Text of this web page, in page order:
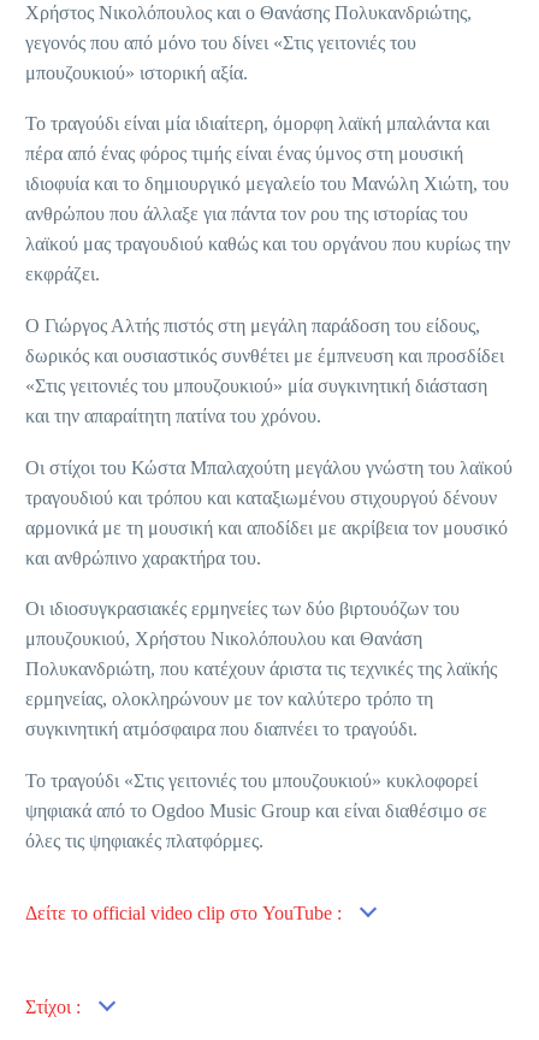
Χρήστος Νικολόπουλος και ο Θανάσης Πολυκανδριώτης,
γεγονός που από μόνο του δίνει «Στις γειτονιές του
μπουζουκιού» ιστορική αξία.
Το τραγούδι είναι μία ιδιαίτερη, όμορφη λαϊκή μπαλάντα και
πέρα από ένας φόρος τιμής είναι ένας ύμνος στη μουσική
ιδιοφυία και το δημιουργικό μεγαλείο του Μανώλη Χιώτη, του
ανθρώπου που άλλαξε για πάντα τον ρου της ιστορίας του
λαϊκού μας τραγουδιού καθώς και του οργάνου που κυρίως την
εκφράζει.
Ο Γιώργος Αλτής πιστός στη μεγάλη παράδοση του είδους,
δωρικός και ουσιαστικός συνθέτει με έμπνευση και προσδίδει
«Στις γειτονιές του μπουζουκιού» μία συγκινητική διάσταση
και την απαραίτητη πατίνα του χρόνου.
Οι στίχοι του Κώστα Μπαλαχούτη μεγάλου γνώστη του λαϊκού
τραγουδιού και τρόπου και καταξιωμένου στιχουργού δένουν
αρμονικά με τη μουσική και αποδίδει με ακρίβεια τον μουσικό
και ανθρώπινο χαρακτήρα του.
Οι ιδιοσυγκρασιακές ερμηνείες των δύο βιρτουόζων του
μπουζουκιού, Χρήστου Νικολόπουλου και Θανάση
Πολυκανδριώτη, που κατέχουν άριστα τις τεχνικές της λαϊκής
ερμηνείας, ολοκληρώνουν με τον καλύτερο τρόπο τη
συγκινητική ατμόσφαιρα που διαπνέει το τραγούδι.
Το τραγούδι «Στις γειτονιές του μπουζουκιού» κυκλοφορεί
ψηφιακά από το Ogdoo Music Group και είναι διαθέσιμο σε
όλες τις ψηφιακές πλατφόρμες.
Δείτε το official video clip στο YouTube :
Στίχοι :